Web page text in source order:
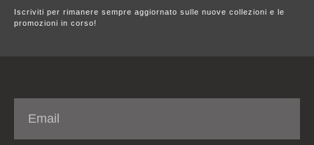
Iscriviti per rimanere sempre aggiornato sulle nuove collezioni e le
promozioni in corso!